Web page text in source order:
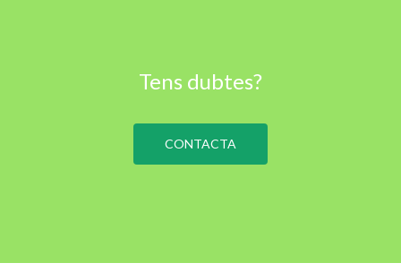
Tens dubtes?
CONTACTA